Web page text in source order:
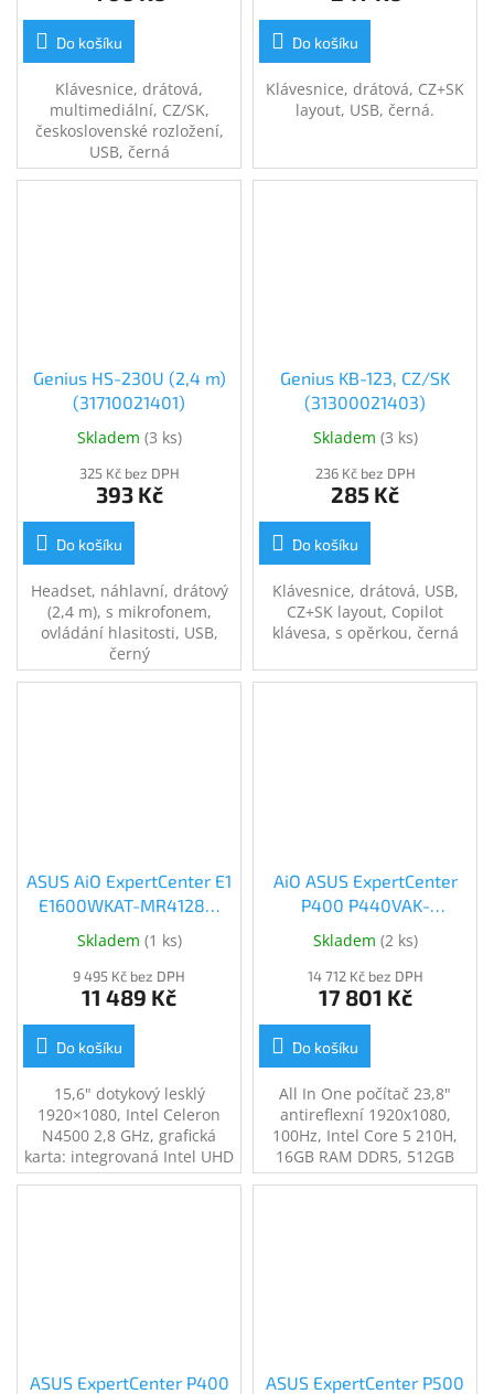
Do košíku
Klávesnice, drátová,
multimediální, CZ/SK,
československé rozložení,
USB, černá
Do košíku
Klávesnice, drátová, CZ+SK
layout, USB, černá.
Genius HS-230U (2,4 m)
(31710021401)
Skladem (3 ks)
325 Kč bez DPH
393 Kč
Do košíku
Headset, náhlavní, drátový
(2,4 m), s mikrofonem,
ovládání hlasitosti, USB,
černý
Genius KB-123, CZ/SK
(31300021403)
Skladem (3 ks)
236 Kč bez DPH
285 Kč
Do košíku
Klávesnice, drátová, USB,
CZ+SK layout, Copilot
klávesa, s opěrkou, černá
ASUS AiO ExpertCenter E1
E1600WKAT-MR4128M
MR4128M)
Skladem (1 ks)
9 495 Kč bez DPH
11 489 Kč
Do košíku
15,6" dotykový lesklý
1920×1080, Intel Celeron
N4500 2,8 GHz, grafická
karta: integrovaná Intel UHD
Graphics 16EU 65W, RAM
AiO ASUS ExpertCenter
P400 P440VAK-
(P440VAK-BPC516512)
Skladem (2 ks)
14 712 Kč bez DPH
17 801 Kč
Do košíku
All In One počítač 23,8"
antireflexní 1920x1080,
100Hz, Intel Core 5 210H,
16GB RAM DDR5, 512GB
SSD, grafická karta:
ASUS ExpertCenter P400
ASUS ExpertCenter P500